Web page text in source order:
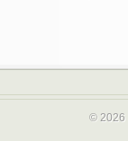
Ihren Service-
© 2026